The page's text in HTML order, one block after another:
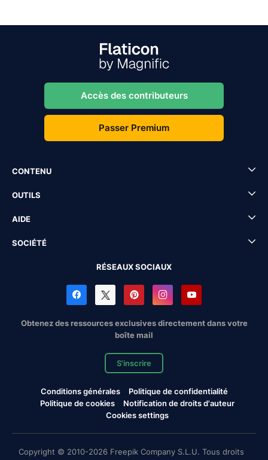
Accès des contributeurs
Passer Premium
CONTENU
OUTILS
AIDE
SOCIÉTÉ
RÉSEAUX SOCIAUX
Obtenez des ressources exclusives directement dans votre
boîte mail
S'inscrire
Conditions générales
Politique de confidentialité
Politique de cookies
Notification de droits d'auteur
Cookies settings
Copyright © 2010-2026 Freepik Company S.L.U. Tous droits